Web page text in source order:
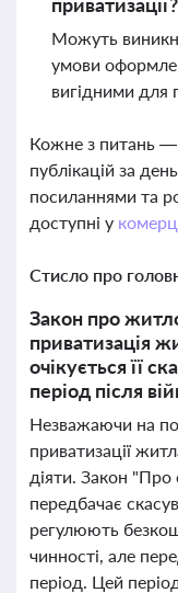
Можуть
умови
вигідними для
Кожне з питань —
публікацій за
посиланнями та
доступні у
Стисло про
Закон про
приватизація
очікується її
період після
Незважаючи на
приватизації
діяти. Закон "Про
передбачає
регулюють
чинності, але
період. Цей